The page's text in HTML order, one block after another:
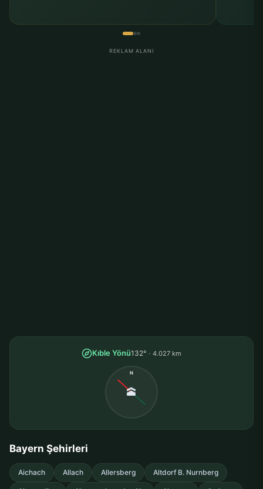
REKLAM ALANI
Kıble Yönü132° 4.027 km
N
🕋
Bayern Şehirleri
Aichach Allach Allersberg Altdorf B. Nurnberg